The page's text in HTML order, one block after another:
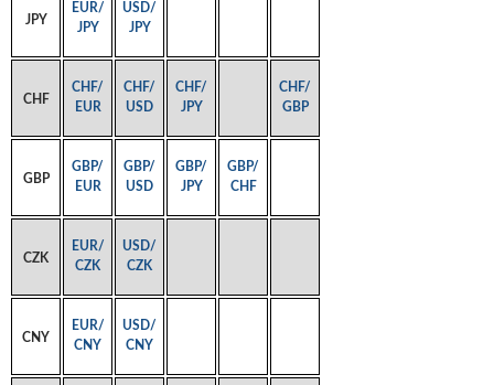
JPY
EUR/
JPY
USD/
JPY
CHF
CHF/
EUR
CHF/
USD
CHF/
JPY
CHF/
GBP
GBP
GBP/
EUR
GBP/
USD
GBP/
JPY
GBP/
CHF
CZK
EUR/
CZK
USD/
CZK
CNY
EUR/
CNY
USD/
CNY